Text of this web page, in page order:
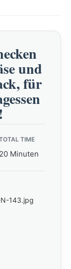
und
für
TIME
Minuten
143.jpg